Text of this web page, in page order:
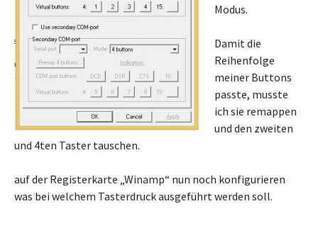
Modus.
Damit die
Reihenfolge
meiner Buttons
passte, musste
ich sie remappen
und den zweiten
und 4ten Taster tauschen.
auf der Registerkarte „Winamp“ nun noch konfigurieren
was bei welchem Tasterdruck ausgeführt werden soll.